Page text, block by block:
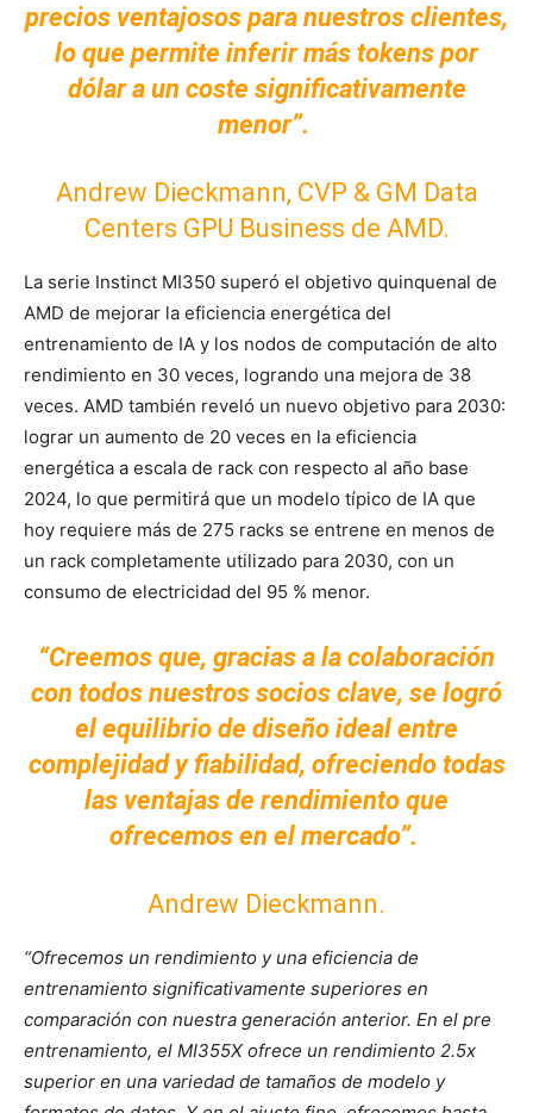
precios ventajosos para nuestros clientes,
lo que permite inferir más tokens por
dólar a un coste significativamente
menor”.
Andrew Dieckmann, CVP & GM Data
Centers GPU Business de AMD.
La serie Instinct MI350 superó el objetivo quinquenal de
AMD de mejorar la eficiencia energética del
entrenamiento de IA y los nodos de computación de alto
rendimiento en 30 veces, logrando una mejora de 38
veces. AMD también reveló un nuevo objetivo para 2030:
lograr un aumento de 20 veces en la eficiencia
energética a escala de rack con respecto al año base
2024, lo que permitirá que un modelo típico de IA que
hoy requiere más de 275 racks se entrene en menos de
un rack completamente utilizado para 2030, con un
consumo de electricidad del 95 % menor.
“Creemos que, gracias a la colaboración
con todos nuestros socios clave, se logró
el equilibrio de diseño ideal entre
complejidad y fiabilidad, ofreciendo todas
las ventajas de rendimiento que
ofrecemos en el mercado”.
Andrew Dieckmann.
“Ofrecemos un rendimiento y una eficiencia de
entrenamiento significativamente superiores en
comparación con nuestra generación anterior. En el pre
entrenamiento, el MI355X ofrece un rendimiento 2.5x
superior en una variedad de tamaños de modelo y